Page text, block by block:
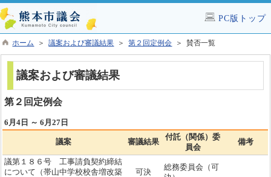
PC版トップ
ホーム ＞議案および審議結果 ＞第２回定例会 ＞ 賛否一覧
議案および審議結果
第２回定例会
6月4日 ～ 6月27日
議案 審議結果
付託（関係）委
員会
備考
議第１８６号 工事請負契約締結
について（帯山中学校校舎増改築
可決
総務委員会（可